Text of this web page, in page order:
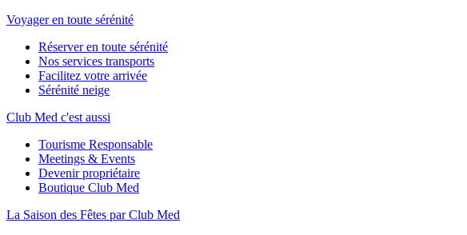
Voyager en toute sérénité
Réserver en toute sérénité
Nos services transports
Facilitez votre arrivée
Sérénité neige
Club Med c'est aussi
Tourisme Responsable
Meetings & Events
Devenir propriétaire
Boutique Club Med
La Saison des Fêtes par Club Med